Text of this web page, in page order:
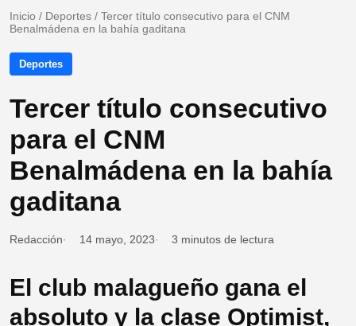
Inicio / Deportes / Tercer título consecutivo para el CNM
Benalmádena en la bahía gaditana
Deportes
Tercer título consecutivo
para el CNM
Benalmádena en la bahía
gaditana
Redacción 14 mayo, 2023 3 minutos de lectura
El club malagueño gana el
absoluto y la clase Optimist,